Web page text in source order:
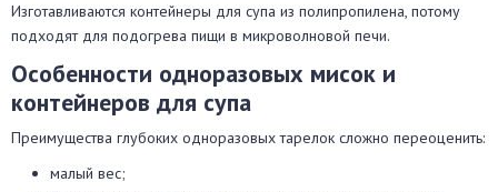
Изготавливаются контейнеры для супа из полипропилена, потому
подходят для подогрева пищи в микроволновой печи.
Особенности одноразовых мисок и
контейнеров для супа
Преимущества глубоких одноразовых тарелок сложно переоценить:
малый вес;